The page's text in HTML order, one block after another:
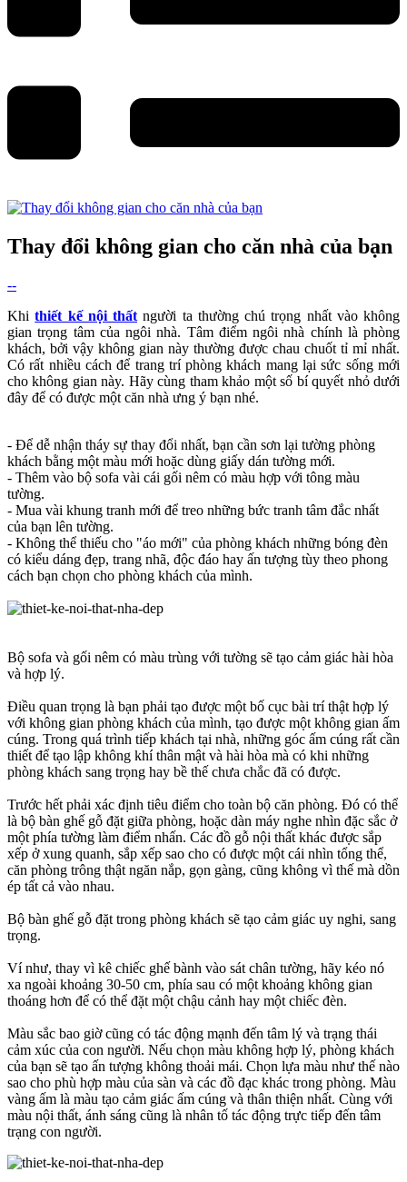
Thay đổi không gian cho căn nhà của bạn
--
Khithiết kế nội thất người ta thường chú trọng nhất vào không
gian trọng tâm của ngôi nhà. Tâm điểm ngôi nhà chính là phòng
khách, bởi vậy không gian này thường được chau chuốt tỉ mỉ nhất.
Có rất nhiều cách để trang trí phòng khách mang lại sức sống mới
cho không gian này. Hãy cùng tham khảo một số bí quyết nhỏ dưới
đây để có được một căn nhà ưng ý bạn nhé.
- Để dễ nhận tháy sự thay đổi nhất, bạn cần sơn lại tường phòng
khách bằng một màu mới hoặc dùng giấy dán tường mới.
- Thêm vào bộ sofa vài cái gối nêm có màu hợp với tông màu
tường.
- Mua vài khung tranh mới để treo những bức tranh tâm đắc nhất
của bạn lên tường.
- Không thể thiếu cho "áo mới" của phòng khách những bóng đèn
có kiểu dáng đẹp, trang nhã, độc đáo hay ấn tượng tùy theo phong
cách bạn chọn cho phòng khách của mình.
Bộ sofa và gối nêm có màu trùng với tường sẽ tạo cảm giác hài hòa
và hợp lý.
Điều quan trọng là bạn phải tạo được một bố cục bài trí thật hợp lý
với không gian phòng khách của mình, tạo được một không gian ấm
cúng. Trong quá trình tiếp khách tại nhà, những góc ấm cúng rất cần
thiết để tạo lập không khí thân mật và hài hòa mà có khi những
phòng khách sang trọng hay bề thế chưa chắc đã có được.
Trước hết phải xác định tiêu điểm cho toàn bộ căn phòng. Đó có thể
là bộ bàn ghế gỗ đặt giữa phòng, hoặc dàn máy nghe nhìn đặc sắc ở
một phía tường làm điểm nhấn. Các đồ gỗ nội thất khác được sắp
xếp ở xung quanh, sắp xếp sao cho có được một cái nhìn tổng thể,
căn phòng trông thật ngăn nắp, gọn gàng, cũng không vì thế mà dồn
ép tất cả vào nhau.
Bộ bàn ghế gỗ đặt trong phòng khách sẽ tạo cảm giác uy nghi, sang
trọng.
Ví như, thay vì kê chiếc ghế bành vào sát chân tường, hãy kéo nó
xa ngoài khoảng 30-50 cm, phía sau có một khoảng không gian
thoáng hơn để có thể đặt một chậu cảnh hay một chiếc đèn.
Màu sắc bao giờ cũng có tác động mạnh đến tâm lý và trạng thái
cảm xúc của con người. Nếu chọn màu không hợp lý, phòng khách
của bạn sẽ tạo ấn tượng không thoải mái. Chọn lựa màu như thế nào
sao cho phù hợp màu của sàn và các đồ đạc khác trong phòng. Màu
vàng ấm là màu tạo cảm giác ấm cúng và thân thiện nhất. Cùng với
màu nội thất, ánh sáng cũng là nhân tố tác động trực tiếp đến tâm
trạng con người.